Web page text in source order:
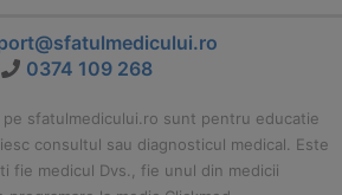
0374 109 268
sfatulmedicului.ro sunt pentru educatie
consultul sau diagnosticul medical. Este
fie medicul Dvs., fie unul din medicii